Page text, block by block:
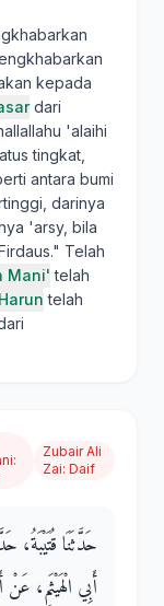
kepada
dari
'alaihi
tingkat,
antara bumi
darinya
'arsy, bila
Telah
Mani' telah
telah
:
Zubair Ali
Zai: Daif
حَدَّثَنَا قُتَيْبَةُ،
أَبِي الْهَيْثَمِ،